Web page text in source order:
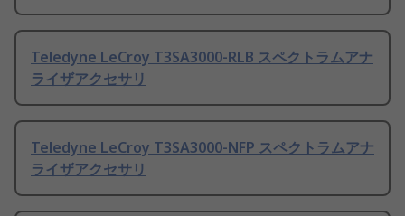
Teledyne LeCroy T3SA3000-RLB スペクトラムアナ
ライザアクセサリ
Teledyne LeCroy T3SA3000-NFP スペクトラムアナ
ライザアクセサリ